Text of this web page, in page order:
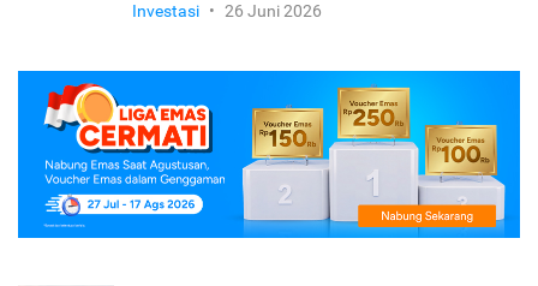
Investasi • 26 Juni 2026